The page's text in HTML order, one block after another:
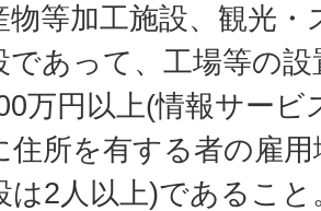
物等加工施設、観光
であって、工場等の
万円以上(情報サー
住所を有する者の雇
は2人以上)であること